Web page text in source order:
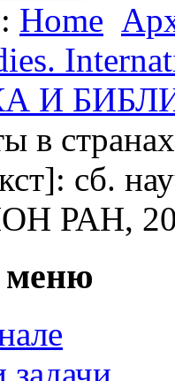
Home
И
в
сб.
РАН,
меню